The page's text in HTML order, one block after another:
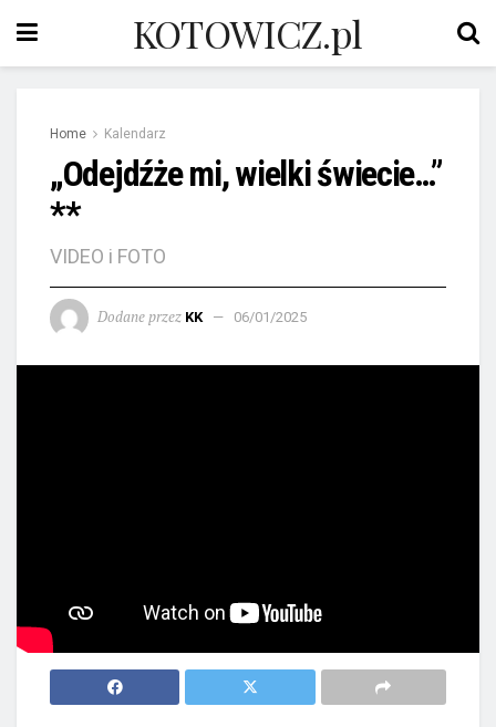
KOTOWICZ.pl
Home Kalendarz
„Odejdźże mi, wielki świecie…”
**
VIDEO i FOTO
Dodane przez KK 06/01/2025